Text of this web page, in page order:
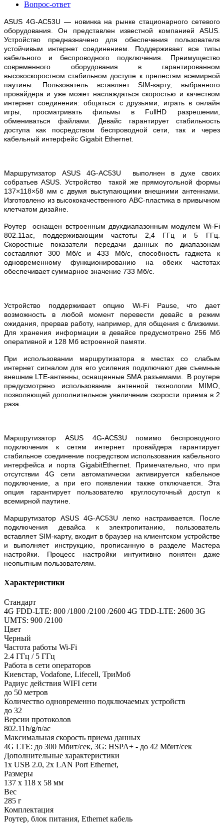
Вопрос-ответ
ASUS 4G-AC53U — новинка на рынке стационарного сетевого
оборудования. Он представлен известной компанией ASUS.
Устройство предназначено для обеспечения пользователя
устойчивым интернет соединением. Поддерживает все типы
кабельного и беспроводного подключения. Преимущество
современного оборудования в гарантированном
высокоскоростном стабильном доступе к прелестям всемирной
паутины. Пользователь вставляет SIM-карту, выбранного
провайдера и уже может наслаждаться скоростью и качеством
интернет соединения: общаться с друзьями, играть в онлайн
игры, просматривать фильмы в FullHD разрешении,
обмениваться файлами. Девайс гарантирует стабильность
доступа как посредством беспроводной сети, так и через
кабельный интерфейс Gigabit Ethernet.
Маршрутизатор ASUS 4G-AC53U выполнен в духе своих
собратьев ASUS. Устройство такой же прямоугольной формы
137×118×58 мм с двумя выступающими внешними антеннами.
Изготовлено из высококачественного АВС-пластика в привычном
клетчатом дизайне.
Роутер оснащен встроенным двухдиапазонным модулем Wi-Fi
802.11ac, поддерживающим частоты 2,4 ГГц и 5 ГГц.
Скоростные показатели передачи данных по диапазонам
составляют 300 Мб/с и 433 Мб/с, способность гаджета к
одновременному функционированию на обеих частотах
обеспечивает суммарное значение 733 Мб/с.
Устройство поддерживает опцию Wi-Fi Pause, что дает
возможность в любой момент перевести девайс в режим
ожидания, прервав работу, например, для общения с близкими.
Для хранения информации в девайсе предусмотрено 256 Мб
оперативной и 128 Мб встроенной памяти.
При использовании маршрутизатора в местах со слабым
интернет сигналом для его усиления подключают две съемные
внешние LTE-антенны, оснащенные SMA разъемами. В роутере
предусмотрено использование антенной технологии MIMO,
позволяющей дополнительное увеличение скорости приема в 2
раза.
Маршрутизатор ASUS 4G-AC53U помимо беспроводного
подключения к сетям интернет провайдера гарантирует
стабильное соединение посредством использования кабельного
интерфейса и порта GigabitEthernet. Примечательно, что при
отсутствии 4G сети автоматически активируется кабельное
подключение, а при его появлении также отключается. Эта
опция гарантирует пользователю круглосуточный доступ к
всемирной паутине.
Маршрутизатор ASUS 4G-AC53U легко настраивается. После
подключения девайса к электропитанию, пользователь
вставляет SIM-карту, входит в браузер на клиентском устройстве
и выполняет инструкцию, прописанную в разделе Мастера
настройки. Процесс настройки интуитивно понятен даже
неопытным пользователям.
Характеристики
Стандарт
4G FDD-LTE: 800 /1800 /2100 /2600 4G TDD-LTE: 2600 3G
UMTS: 900 /2100
Цвет
Черный
Частота работы Wi-Fi
2.4 ГГц / 5 ГГц
Работа в сети операторов
Киевстар, Vodafone, Lifecell, ТриМоб
Радиус действия WIFI сети
до 50 метров
Количество одновременно подключаемых устройств
до 32
Версии протоколов
802.11b/g/n/ac
Максимальная скорость приема данных
4G LTE: до 300 Мбит/сек, 3G: HSPA+ - до 42 Мбит/сек
Дополнительные характеристики
1х USB 2.0, 2x LAN Port Ethernet,
Размеры
137 x 118 x 58 мм
Вес
285 г
Комплектация
Роутер, блок питания, Ethernet кабель